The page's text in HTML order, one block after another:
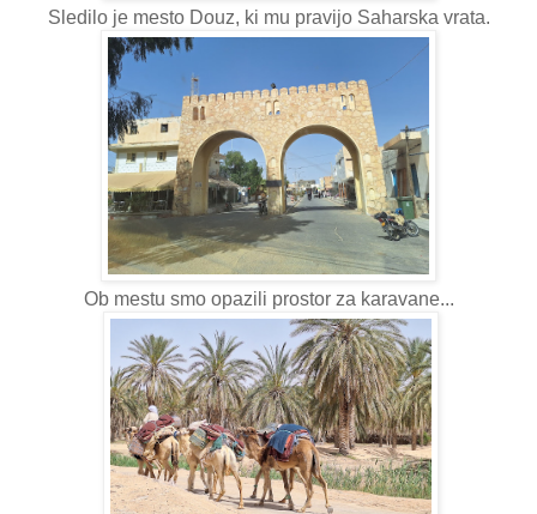
Sledilo je mesto Douz, ki mu pravijo Saharska vrata.
Ob mestu smo opazili prostor za karavane...